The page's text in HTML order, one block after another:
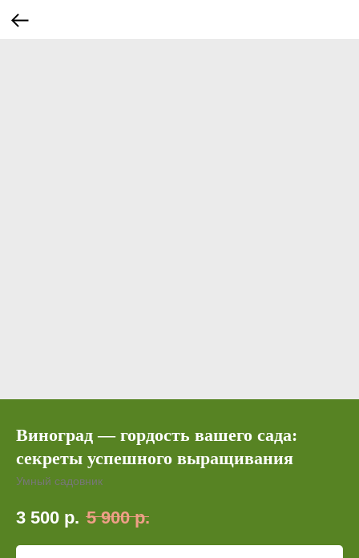
Виноград — гордость вашего сада:
секреты успешного выращивания
Умный садовник
3 500 р. 5 900 р.